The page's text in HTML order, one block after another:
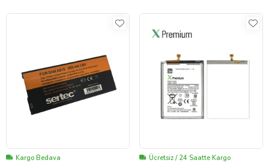
Kargo Bedava Ücretsiz / 24 Saatte Kargo